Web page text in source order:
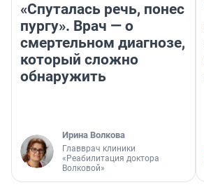
«Спуталась речь, понес
пургу». Врач — о
смертельном диагнозе,
который сложно
обнаружить
Ирина Волкова
Главврач клиники
«Реабилитация доктора
Волковой»